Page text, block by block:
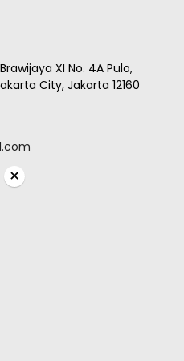
Brawijaya XI No. 4A Pulo,
City, Jakarta 12160
×